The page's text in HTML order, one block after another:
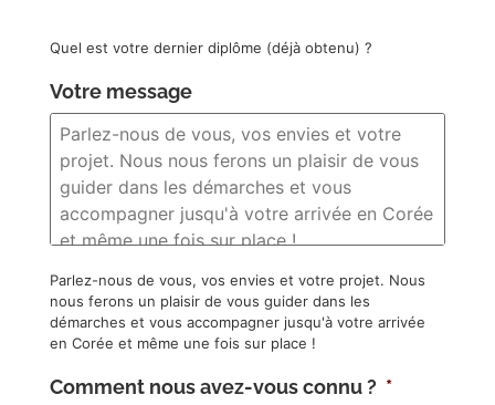
Quel est votre dernier diplôme (déjà obtenu) ?
Votre message
Parlez-nous de vous, vos envies et votre projet. Nous
nous ferons un plaisir de vous guider dans les
démarches et vous accompagner jusqu'à votre arrivée
en Corée et même une fois sur place !
Comment nous avez-vous connu ? *